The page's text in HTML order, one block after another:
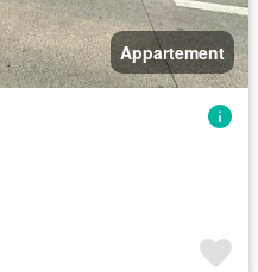
Appartement